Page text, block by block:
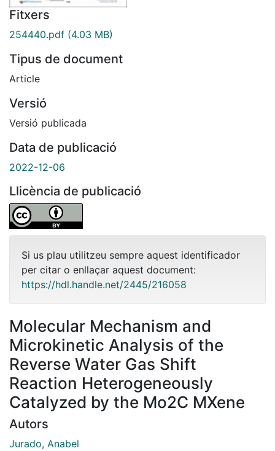
Fitxers
254440.pdf (4.03 MB)
Tipus de document
Article
Versió
Versió publicada
Data de publicació
2022-12-06
Llicència de publicació
Si us plau utilitzeu sempre aquest identificador
per citar o enllaçar aquest document:
https://hdl.handle.net/2445/216058
Molecular Mechanism and
Microkinetic Analysis of the
Reverse Water Gas Shift
Reaction Heterogeneously
Catalyzed by the Mo2C MXene
Autors
Jurado, Anabel